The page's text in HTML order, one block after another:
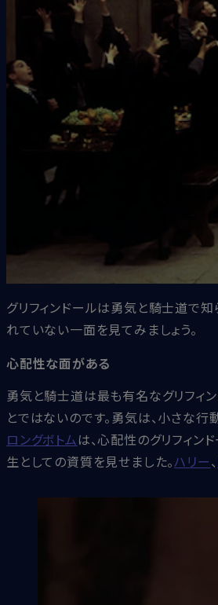
グリフィンドールは勇気と騎士道で知
れていない一面を見てみましょう。
心配性な面がある
勇気と騎士道は最も有名なグリフィ
とではないのです。勇気は、小さな行
ロングボトムは、心配性のグリフィン
生としての資質を見せました。ハリー、